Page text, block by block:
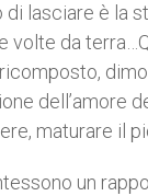
di lasciare è la
volte da
dell’amore
maturare il
un